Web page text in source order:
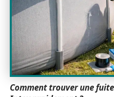
Comment trouver une